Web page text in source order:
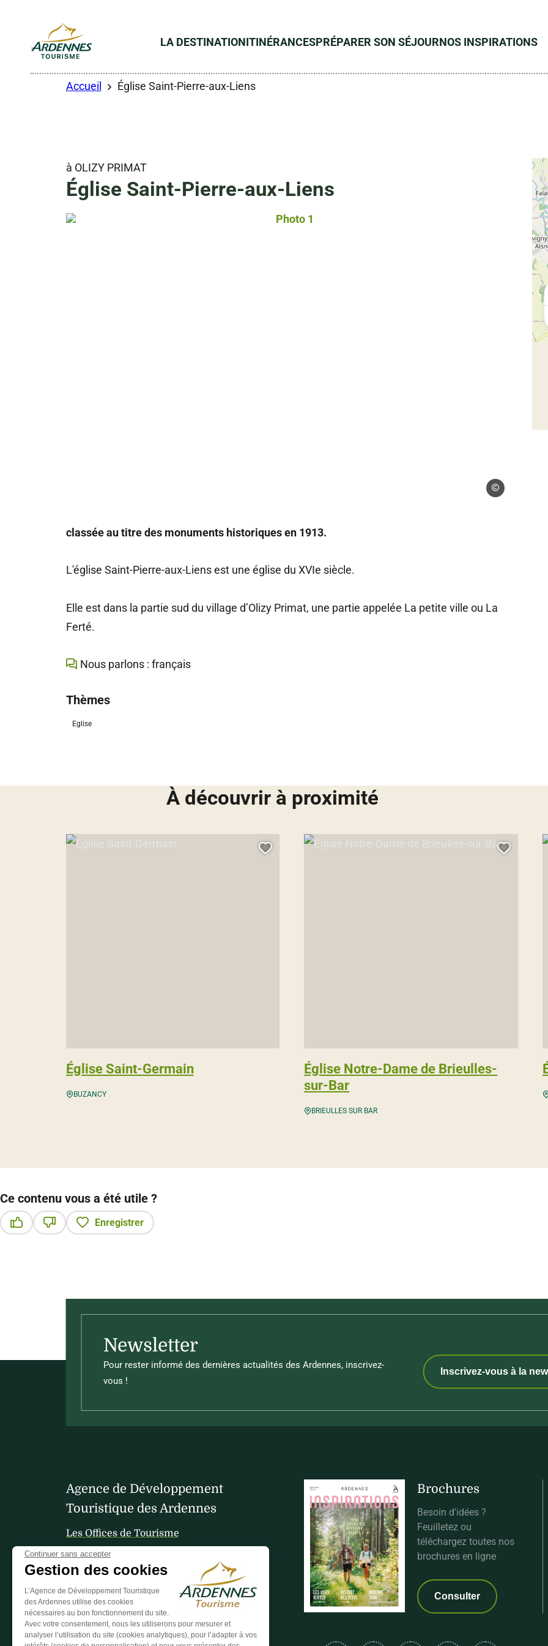
LA DESTINATIONITINÉRANCESPRÉPARER SON SÉJOURNOS INSPIRATIONS
Accueil Église Saint-Pierre-aux-Liens
à OLIZY PRIMAT
Église Saint-Pierre-aux-Liens
Photo 1, © Droits gérés – Claudine Lebovic
Droits gérés –
classée au titre des monuments historiques en 1913.
L'église Saint-Pierre-aux-Liens est une église du XVIe siècle.
Elle est dans la partie sud du village d’Olizy Primat, une partie appelée La petite ville ou La
Ferté.
Nous parlons : français
Thèmes
Eglise
À découvrir à proximité
Église Saint-Germain
BUZANCY
Église Saint-Germain, © Droits gérés – PL OTAA
Ajouter cette page au carnet de voyage ?
Église Notre-Dame de Brieulles-
sur-Bar
BRIEULLES SUR BAR
Église Notre-Dame de Brieulles-sur-Bar, © Droits gérés –
Ce contenu vous a été utile ?
Enregistrer
Newsletter
Pour rester informé des dernières actualités des Ardennes, inscrivez-
vous !
Inscrivez-vous à la
Agence de Développement
Touristique des Ardennes
Les Offices de Tourisme
Votre avis nous interesse
Brochures
Besoin d'idées ?
Feuilletez ou
téléchargez toutes nos
brochures en ligne
Consulter
Continuer sans accepter
Gestion des cookies
L’Agence de Développement Touristique
des Ardennes utilise des cookies
nécessaires au bon fonctionnement du site.
Avec votre consentement, nous les utiliserons pour mesurer et
analyser l’utilisation du site (cookies analytiques), pour l’adapter à vos